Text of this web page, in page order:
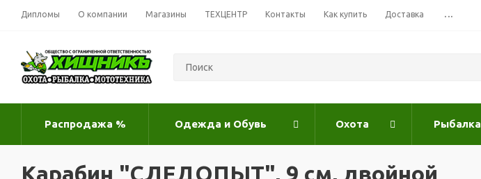
Дипломы О компании Магазины ТЕХЦЕНТР Контакты Как купить Доставка ...
Распродажа % Одежда и Обувь Охота Рыбалка
Карабин "СЛЕДОПЫТ", 9 см, двойной